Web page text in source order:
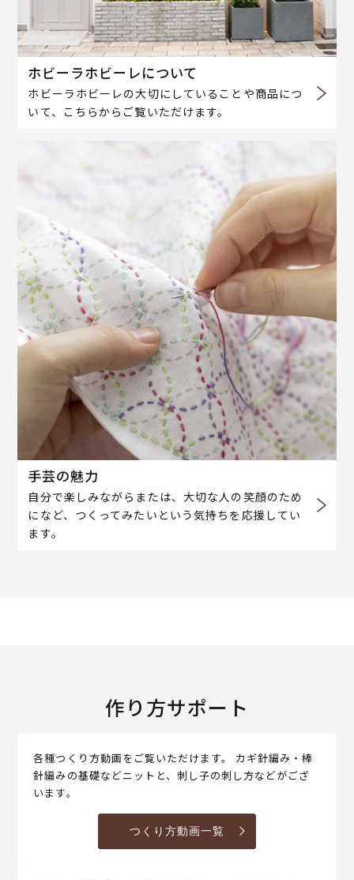
ホビーラホビーレについて
ホビーラホビーレの大切にしていることや商品につ
いて、こちらからご覧いただけます。
手芸の魅力
自分で楽しみながらまたは、大切な人の笑顔のため
になど、つくってみたいという気持ちを応援してい
ます。
作り方サポート
各種つくり方動画をご覧いただけます。 カギ針編み・棒
針編みの基礎などニットと、刺し子の刺し方などがござ
います。
つくり方動画一覧